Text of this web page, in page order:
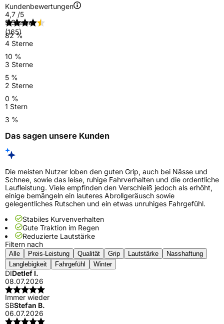
Kundenbewertungen
4,7 /5
(165)
5 Sterne
82 %
4 Sterne
10 %
3 Sterne
5 %
2 Sterne
0 %
1 Stern
3 %
Das sagen unsere Kunden
Die meisten Nutzer loben den guten Grip, auch bei Nässe und
Schnee, sowie das leise, ruhige Fahrverhalten und die ordentliche
Laufleistung. Viele empfinden den Verschleiß jedoch als erhöht,
einige bemängeln ein lauteres Abrollgeräusch sowie
gelegentliches Rutschen und ein etwas unruhiges Fahrgefühl.
Stabiles Kurvenverhalten
Gute Traktion im Regen
Reduzierte Lautstärke
Filtern nach
Alle Preis-Leistung Qualität Grip Lautstärke
Nasshaftung
Langlebigkeit
Fahrgefühl Winter
DIDetlef I.
08.07.2026
Immer wieder
SBStefan B.
06.07.2026